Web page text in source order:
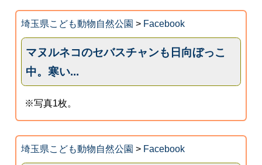
埼玉県こども動物自然公園 > Facebook
マヌルネコのセバスチャンも日向ぼっこ
中。寒い...
※写真1枚。
埼玉県こども動物自然公園 > Facebook